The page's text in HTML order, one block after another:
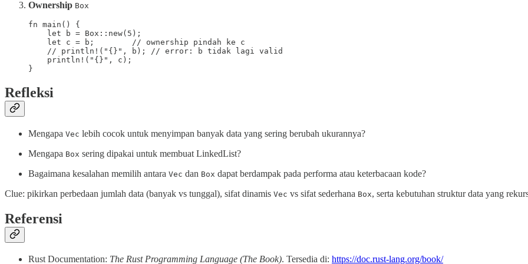
Ownership Box
fn main() {
    let b = Box::new(5);
    let c = b;        // ownership pindah ke c
    // println!("{}", b); // error: b tidak lagi valid
    println!("{}", c);
}
Refleksi
Mengapa Vec lebih cocok untuk menyimpan banyak data yang sering berubah ukurannya?
Mengapa Box sering dipakai untuk membuat LinkedList?
Bagaimana kesalahan memilih antara Vec dan Box dapat berdampak pada performa atau keterbacaan kode?
Clue: pikirkan perbedaan jumlah data (banyak vs tunggal), sifat dinamis Vec vs sifat sederhana Box, serta kebutuhan struktur data yang
Referensi
Rust Documentation: The Rust Programming Language (The Book). Tersedia di: https://doc.rust-lang.org/book/